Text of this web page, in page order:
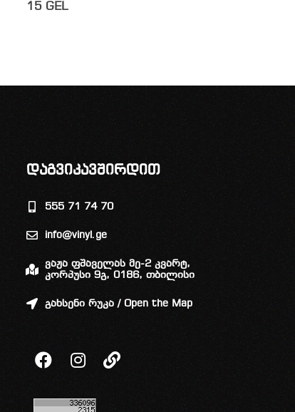
15 GEL
დაგვიკავშირდით
555 71 74 70
info@vinyl.ge
ვაჟა ფშაველას მე-2 კვარტ,
კორპუსი 9გ, 0186, თბილისი
გახსენი რუკა / Open the Map